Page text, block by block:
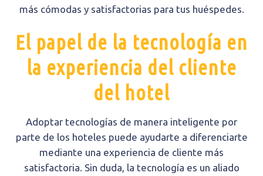
más cómodas y satisfactorias para tus huéspedes.
El papel de la tecnología en
la experiencia del cliente
del hotel
Adoptar tecnologías de manera inteligente por
parte de los hoteles puede ayudarte a diferenciarte
mediante una experiencia de cliente más
satisfactoria. Sin duda, la tecnología es un aliado